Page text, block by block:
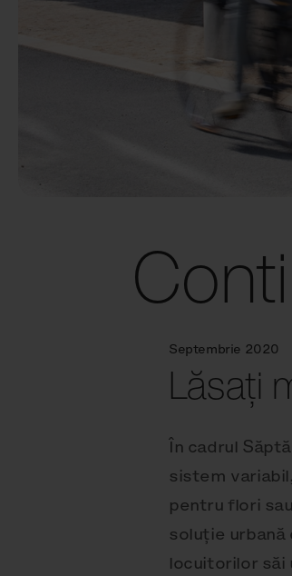
Septembrie 2020
Lăsați
În cadrul
sistem
pentru flori
soluție urbană
locuitorilor săi